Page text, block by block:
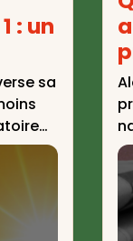
: un
au
de
sa
a